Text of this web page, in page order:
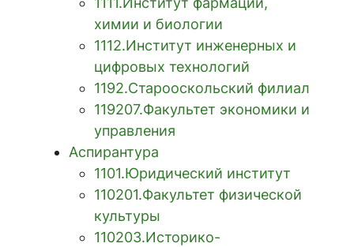
химии и биологии
1112.Институт инженерных и
цифровых технологий
1192.Старооскольский филиал
119207.Факультет экономики и
управления
Аспирантура
1101.Юридический институт
110201.Факультет физической
культуры
110203.Историко-